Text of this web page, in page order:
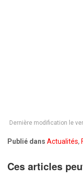
Dernière modification le
Publié dans Actualités,
Ces articles